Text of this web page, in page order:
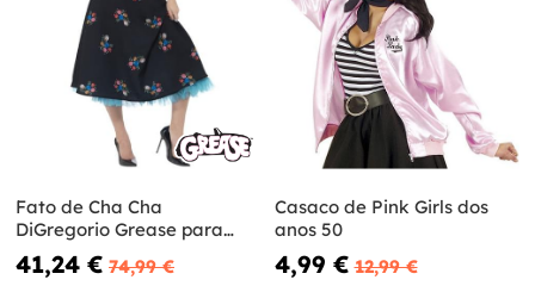
Fato de Cha Cha
DiGregorio Grease para
mulher
41,24 € 74,99 €
Casaco de Pink Girls dos
anos 50
4,99 € 12,99 €